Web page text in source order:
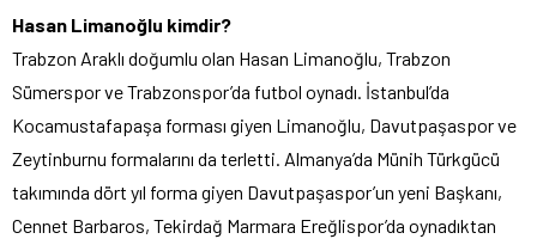
Hasan Limanoğlu kimdir?
Trabzon Araklı doğumlu olan Hasan Limanoğlu, Trabzon
Sümerspor ve Trabzonspor’da futbol oynadı. İstanbul’da
Kocamustafapaşa forması giyen Limanoğlu, Davutpaşaspor ve
Zeytinburnu formalarını da terletti. Almanya’da Münih Türkgücü
takımında dört yıl forma giyen Davutpaşaspor’un yeni Başkanı,
Cennet Barbaros, Tekirdağ Marmara Ereğlispor’da oynadıktan